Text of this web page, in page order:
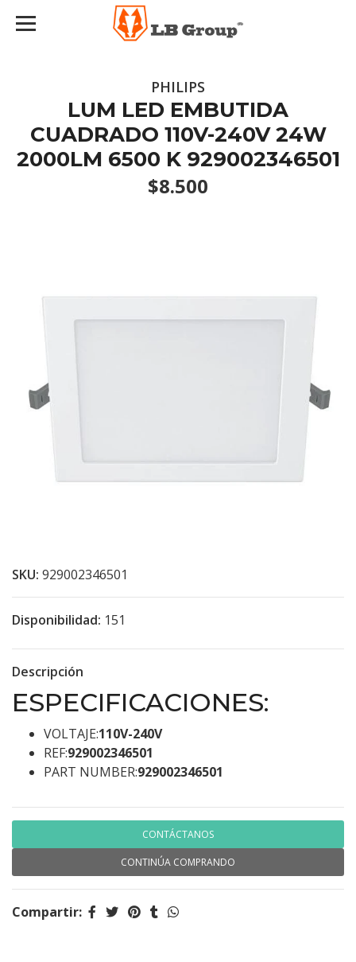
PHILIPS
LUM LED EMBUTIDA
CUADRADO 110V-240V 24W
2000LM 6500 K 929002346501
$8.500
SKU: 929002346501
Disponibilidad: 151
Descripción
ESPECIFICACIONES:
VOLTAJE:110V-240V
REF:929002346501
PART NUMBER:929002346501
CONTÁCTANOS
CONTINÚA COMPRANDO
Compartir: